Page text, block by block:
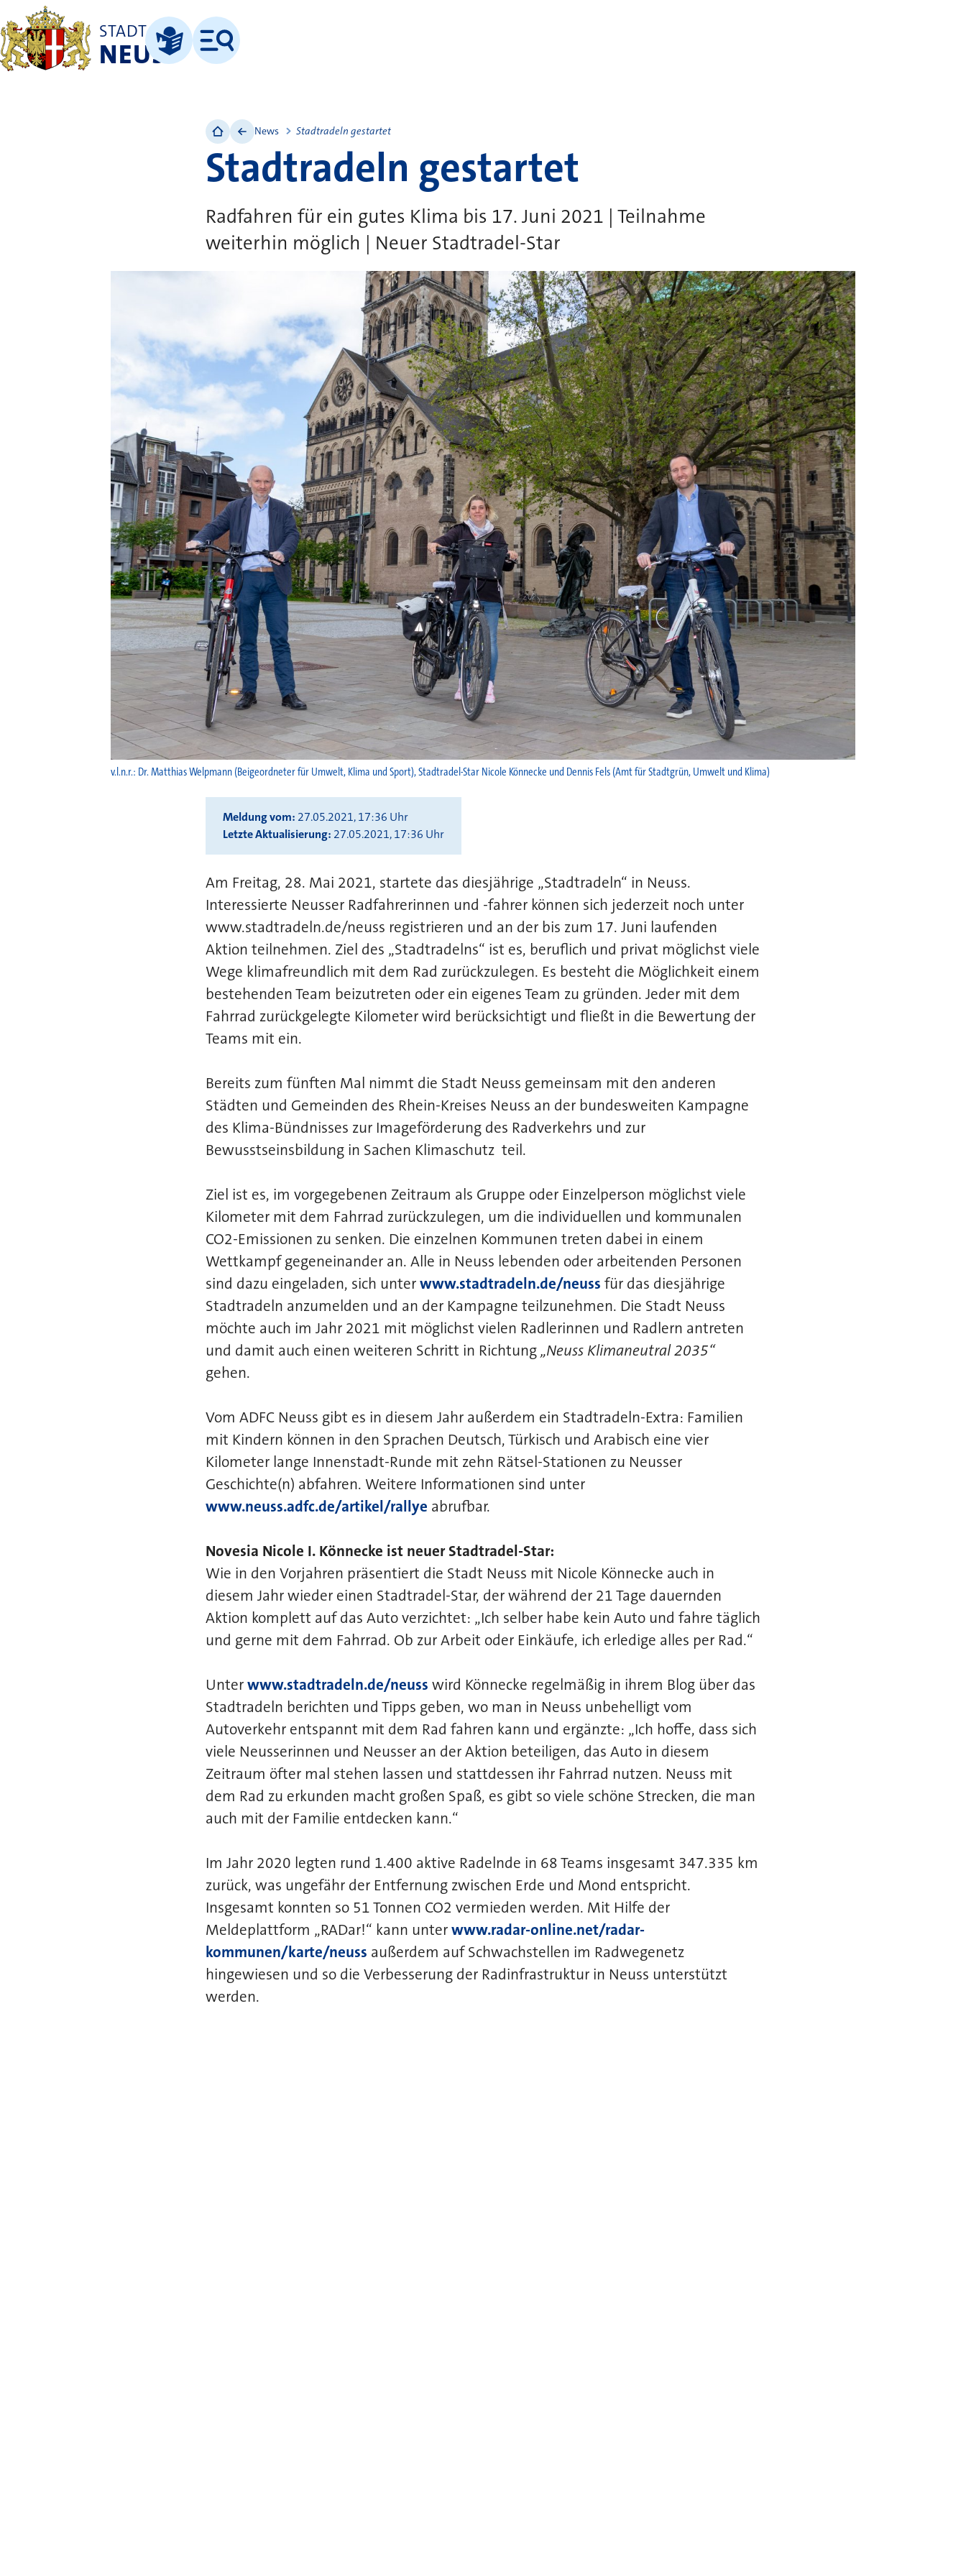
STADT
NEUSSLeichte Sprache
Menü
v.l.n.r.: Dr. Matthias Welpmann (Beigeordneter für Umwelt, Klima und Sport), Stadtradel-Star Nicole Könnecke und Dennis Fels (Amt für Stadtgrün, Umwelt und Klima)
News Stadtradeln gestartet
Stadtradeln gestartet
Radfahren für ein gutes Klima bis 17. Juni 2021 | Teilnahme
weiterhin möglich | Neuer Stadtradel-Star
Meldung vom 27.05.2021, 17:36 Uhr
Letzte Aktualisierung 27.05.2021, 17:36 Uhr
Am Freitag, 28. Mai 2021, startete das diesjährige „Stadtradeln“ in Neuss.
Interessierte Neusser Radfahrerinnen und -fahrer können sich jederzeit noch unter
www.stadtradeln.de/neuss registrieren und an der bis zum 17. Juni laufenden
Aktion teilnehmen. Ziel des „Stadtradelns“ ist es, beruflich und privat möglichst viele
Wege klimafreundlich mit dem Rad zurückzulegen. Es besteht die Möglichkeit einem
bestehenden Team beizutreten oder ein eigenes Team zu gründen. Jeder mit dem
Fahrrad zurückgelegte Kilometer wird berücksichtigt und fließt in die Bewertung der
Teams mit ein.
Bereits zum fünften Mal nimmt die Stadt Neuss gemeinsam mit den anderen
Städten und Gemeinden des Rhein-Kreises Neuss an der bundesweiten Kampagne
des Klima-Bündnisses zur Imageförderung des Radverkehrs und zur
Bewusstseinsbildung in Sachen Klimaschutz teil.
Ziel ist es, im vorgegebenen Zeitraum als Gruppe oder Einzelperson möglichst viele
Kilometer mit dem Fahrrad zurückzulegen, um die individuellen und kommunalen
CO2-Emissionen zu senken. Die einzelnen Kommunen treten dabei in einem
Wettkampf gegeneinander an. Alle in Neuss lebenden oder arbeitenden Personen
sind dazu eingeladen, sich unterwww.stadtradeln.de/neuss für das diesjährige
Stadtradeln anzumelden und an der Kampagne teilzunehmen. Die Stadt Neuss
möchte auch im Jahr 2021 mit möglichst vielen Radlerinnen und Radlern antreten
und damit auch einen weiteren Schritt in Richtung„Neuss Klimaneutral 2035“
gehen.
Vom ADFC Neuss gibt es in diesem Jahr außerdem ein Stadtradeln-Extra: Familien
mit Kindern können in den Sprachen Deutsch, Türkisch und Arabisch eine vier
Kilometer lange Innenstadt-Runde mit zehn Rätsel-Stationen zu Neusser
Geschichte(n) abfahren. Weitere Informationen sind unter
www.neuss.adfc.de/artikel/rallye abrufbar.
Novesia Nicole I. Könnecke ist neuer Stadtradel-Star:
Wie in den Vorjahren präsentiert die Stadt Neuss mit Nicole Könnecke auch in
diesem Jahr wieder einen Stadtradel-Star, der während der 21 Tage dauernden
Aktion komplett auf das Auto verzichtet: „Ich selber habe kein Auto und fahre täglich
und gerne mit dem Fahrrad. Ob zur Arbeit oder Einkäufe, ich erledige alles per Rad.“
Unterwww.stadtradeln.de/neuss wird Könnecke regelmäßig in ihrem Blog über das
Stadtradeln berichten und Tipps geben, wo man in Neuss unbehelligt vom
Autoverkehr entspannt mit dem Rad fahren kann und ergänzte: „Ich hoffe, dass sich
viele Neusserinnen und Neusser an der Aktion beteiligen, das Auto in diesem
Zeitraum öfter mal stehen lassen und stattdessen ihr Fahrrad nutzen. Neuss mit
dem Rad zu erkunden macht großen Spaß, es gibt so viele schöne Strecken, die man
auch mit der Familie entdecken kann.“
Im Jahr 2020 legten rund 1.400 aktive Radelnde in 68 Teams insgesamt 347.335 km
zurück, was ungefähr der Entfernung zwischen Erde und Mond entspricht.
Insgesamt konnten so 51 Tonnen CO2 vermieden werden. Mit Hilfe der
Meldeplattform „RADar!“ kann unterwww.radar-online.net/radar-
kommunen/karte/neuss außerdem auf Schwachstellen im Radwegenetz
hingewiesen und so die Verbesserung der Radinfrastruktur in Neuss unterstützt
werden.